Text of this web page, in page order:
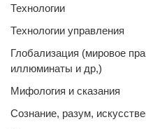
Технологии
Технологии управления
Глобализация (мировое
иллюминаты и др,)
Мифология и сказания
Сознание, разум,